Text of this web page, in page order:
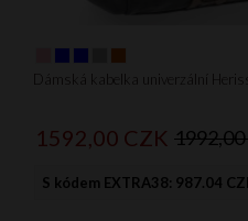
Dámská kabelka univerzální
1592,00 CZK
S kódem EXTRA38: 987.04